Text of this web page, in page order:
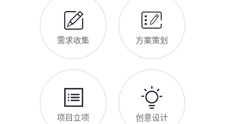
需求收集 方案策划
项目立项 创意设计